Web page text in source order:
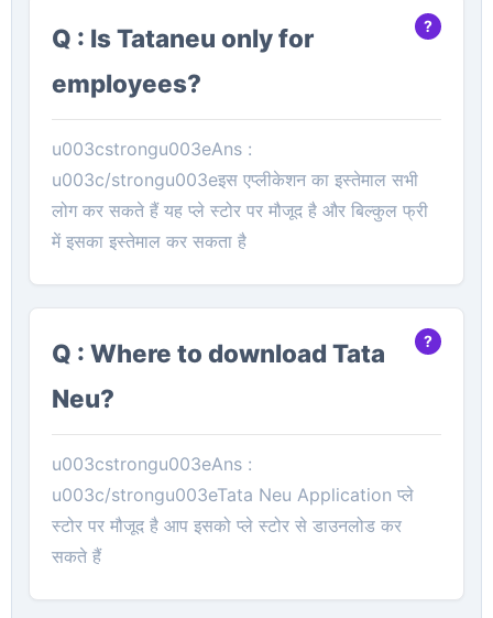
Q : Is Tataneu only for
employees?
u003cstrongu003eAns :
u003c/strongu003eइस एप्लीकेशन का इस्तेमाल सभी
लोग कर सकते हैं यह प्ले स्टोर पर मौजूद है और बिल्कुल फ्री
में इसका इस्तेमाल कर सकता है
Q : Where to download Tata
Neu?
u003cstrongu003eAns :
u003c/strongu003eTata Neu Application प्ले
स्टोर पर मौजूद है आप इसको प्ले स्टोर से डाउनलोड कर
सकते हैं